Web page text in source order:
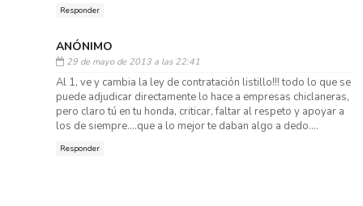
Responder
ANÓNIMO
29 de mayo de 2013 a las 22:41
Al 1, ve y cambia la ley de contratación listillo!!! todo lo que se
puede adjudicar directamente lo hace a empresas chiclaneras,
pero claro tú en tu honda, criticar, faltar al respeto y apoyar a
los de siempre....que a lo mejor te daban algo a dedo....
Responder